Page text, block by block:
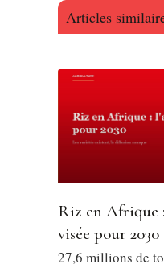
Articles
Riz en Afrique
visée pour 2030
27,6 millions de